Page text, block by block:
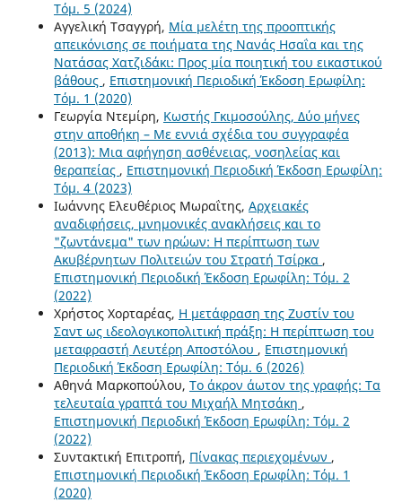
Τόμ. 5 (2024)
Αγγελική Τσαγγρή, Μία μελέτη της προοπτικής
απεικόνισης σε ποιήματα της Νανάς Ησαΐα και της
Νατάσας Χατζιδάκι: Προς μία ποιητική του εικαστικού
βάθους , Επιστημονική Περιοδική Έκδοση Ερωφίλη:
Τόμ. 1 (2020)
Γεωργία Ντεμίρη, Κωστής Γκιμοσούλης, Δύο μήνες
στην αποθήκη – Με εννιά σχέδια του συγγραφέα
(2013): Μια αφήγηση ασθένειας, νοσηλείας και
θεραπείας , Επιστημονική Περιοδική Έκδοση Ερωφίλη:
Τόμ. 4 (2023)
Ιωάννης Ελευθέριος Μωραΐτης, Αρχειακές
αναδιφήσεις, μνημονικές ανακλήσεις και το
"ζωντάνεμα" των ηρώων: Η περίπτωση των
Ακυβέρνητων Πολιτειών του Στρατή Τσίρκα ,
Επιστημονική Περιοδική Έκδοση Ερωφίλη: Τόμ. 2
(2022)
Χρήστος Χορταρέας, Η μετάφραση της Ζυστίν του
Σαντ ως ιδεολογικοπολιτική πράξη: Η περίπτωση του
μεταφραστή Λευτέρη Αποστόλου , Επιστημονική
Περιοδική Έκδοση Ερωφίλη: Τόμ. 6 (2026)
Αθηνά Μαρκοπούλου, Το άκρον άωτον της γραφής: Τα
τελευταία γραπτά του Μιχαήλ Μητσάκη ,
Επιστημονική Περιοδική Έκδοση Ερωφίλη: Τόμ. 2
(2022)
Συντακτική Επιτροπή, Πίνακας περιεχομένων ,
Επιστημονική Περιοδική Έκδοση Ερωφίλη: Τόμ. 1
(2020)